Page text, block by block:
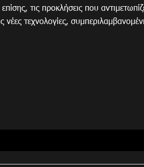
τις προκλήσεις που
τεχνολογίες,